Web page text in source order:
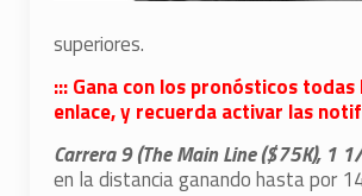
superiores.
::: Gana con los pronósticos
enlace, y recuerda activar las
Carrera 9 (The Main Line ($75K), 1
en la distancia ganando hasta por